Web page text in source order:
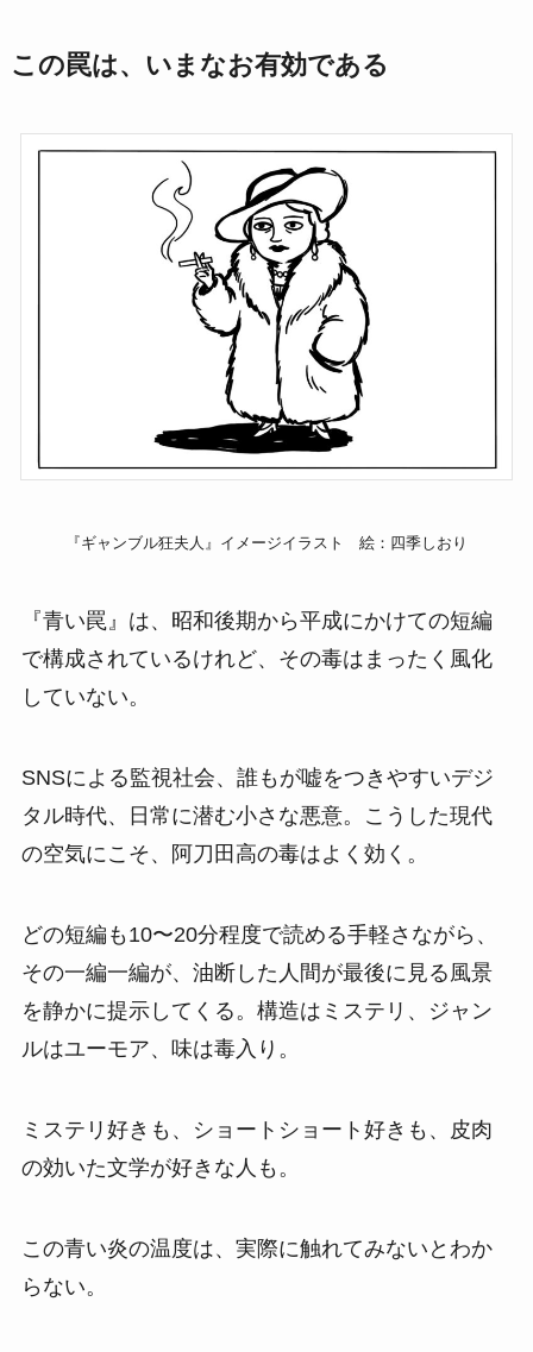
この罠は、いまなお有効である
『ギャンブル狂夫人』イメージイラスト 絵：四季しおり
『青い罠』は、昭和後期から平成にかけての短編
で構成されているけれど、その毒はまったく風化
していない。
SNSによる監視社会、誰もが嘘をつきやすいデジ
タル時代、日常に潜む小さな悪意。こうした現代
の空気にこそ、阿刀田高の毒はよく効く。
どの短編も10〜20分程度で読める手軽さながら、
その一編一編が、油断した人間が最後に見る風景
を静かに提示してくる。構造はミステリ、ジャン
ルはユーモア、味は毒入り。
ミステリ好きも、ショートショート好きも、皮肉
の効いた文学が好きな人も。
この青い炎の温度は、実際に触れてみないとわか
らない。